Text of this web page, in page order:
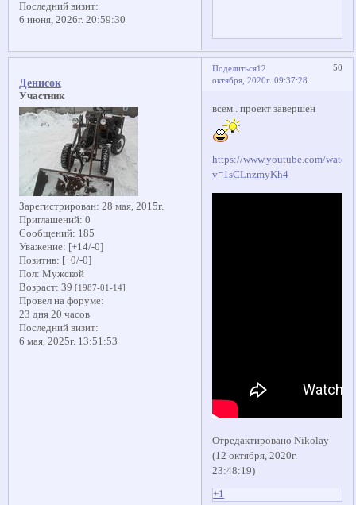
Последний визит:
6 июня, 2026г. 20:59:30
Поделиться 50
12
октября, 2020г. 09:37:28
Денисок
Участник
Зарегистрирован: 28 мая, 2015г.
Приглашений: 0
Сообщений: 185
Уважение: [+14/-0]
Позитив: [+0/-0]
Пол: Мужской
Возраст: 39 [1987-01-14]
Провел на форуме:
23 дня 20 часов
Последний визит:
6 мая, 2025г. 13:51:53
всем . проект завершен
https://www.youtube.com/watch?
v=1sCLnzmyKh4
Отредактировано Nikolay
(12 октября, 2020г.
23:48:19)
+1